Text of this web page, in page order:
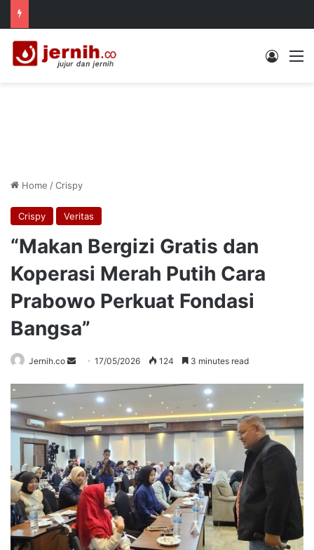
Log In
Home /Crispy
Crispy Veritas
“Makan Bergizi Gratis dan
Koperasi Merah Putih Cara
Prabowo Perkuat Fondasi
Bangsa”
Jernih.co
Send
email
17/05/2026 124 3 minutes read